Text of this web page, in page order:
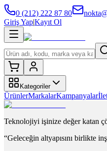
0 (212) 222 87 80
Giriş Yap|Kayıt Ol
Kategoriler
ÜrünlerMarkalarKampanyalar
Teknolojiyi işinize değer katan
“Geleceğin altyapısını birlikte